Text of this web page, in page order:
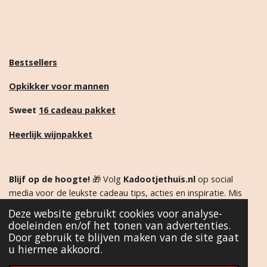
Deze website gebruikt cookies voor analyse-
doeleinden en/of het tonen van advertenties.
Door gebruik te blijven maken van de site gaat
u hiermee akkoord.
Bestsellers
Opkikker voor mannen
Sweet 16 cadeau pakket
Heerlijk wijnpakket
Blijf op de hoogte! 🎁 Volg Kadootjethuis.nl op social
media voor de leukste cadeau tips, acties en inspiratie. Mis
F
a
I
n
W
h
T